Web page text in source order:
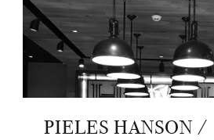
PIELES HANSON /